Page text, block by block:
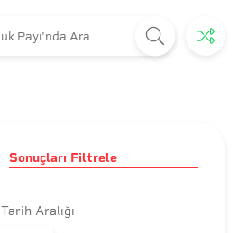
Sonuçları Filtrele
Tarih Aralığı